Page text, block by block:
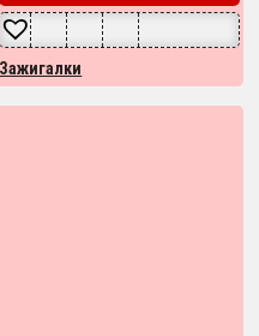
Зажигалки